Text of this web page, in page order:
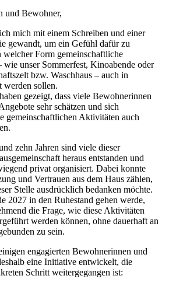
und Bewohner,
mich mit einem Schreiben und einer
gewandt, um ein Gefühl dafür zu
Form gemeinschaftliche
unser Sommerfest, Kinoabende oder
bzw. Waschhaus – auch in
werden sollen.
gezeigt, dass viele Bewohnerinnen
sehr schätzen und sich
gemeinschaftlichen Aktivitäten auch
zehn Jahren sind viele dieser
heraus entstanden und
privat organisiert. Dabei konnte
und Vertrauen aus dem Haus zählen,
Stelle ausdrücklich bedanken möchte.
2027 in den Ruhestand gehen werde,
die Frage, wie diese Aktivitäten
werden können, ohne dauerhaft an
zu sein.
engagierten Bewohnerinnen und
eine Initiative entwickelt, die
Schritt weitergegangen ist: